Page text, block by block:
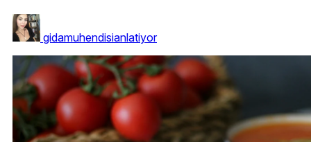
gidamuhendisianlatiyor